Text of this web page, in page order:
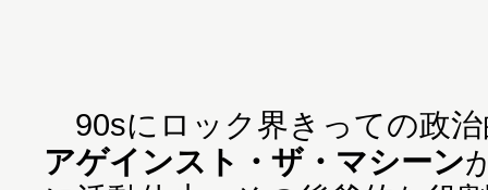
90sにロック界きっての政
アゲインスト・ザ・マシーン